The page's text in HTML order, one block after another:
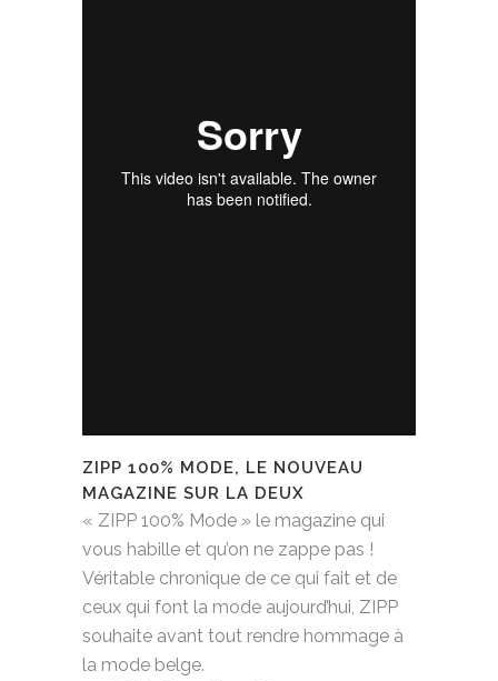
ZIPP 100% MODE, LE NOUVEAU
MAGAZINE SUR LA DEUX
« ZIPP 100% Mode » le magazine qui
vous habille et qu’on ne zappe pas !
Véritable chronique de ce qui fait et de
ceux qui font la mode aujourd’hui, ZIPP
souhaite avant tout rendre hommage à
la mode belge.